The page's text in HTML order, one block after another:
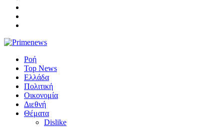
Ροή
Top News
Ελλάδα
Πολιτική
Οικονομία
Διεθνή
Θέματα
Dislike